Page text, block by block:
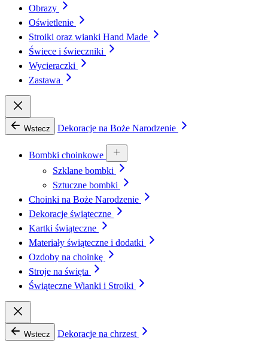
Obrazy
Oświetlenie
Stroiki oraz wianki Hand Made
Świece i świeczniki
Wycieraczki
Zastawa
Wstecz Dekoracje na Boże Narodzenie
Bombki choinkowe
Szklane bombki
Sztuczne bombki
Choinki na Boże Narodzenie
Dekoracje świąteczne
Kartki świąteczne
Materiały świąteczne i dodatki
Ozdoby na choinkę
Stroje na święta
Świąteczne Wianki i Stroiki
Wstecz Dekoracje na chrzest